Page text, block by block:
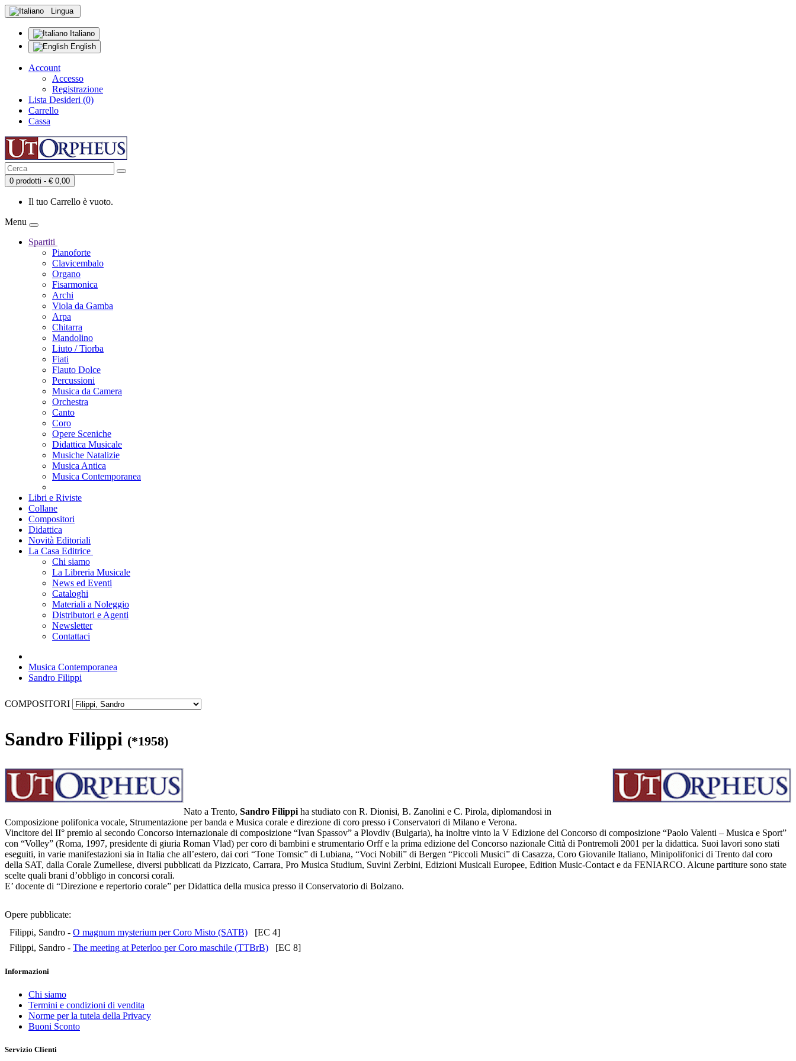
Lingua
Italiano
English
Account
Accesso
Registrazione
Lista Desideri (0)
Carrello
Cassa
0 prodotti - € 0,00
Il tuo Carrello è vuoto.
Menu
Spartiti
Pianoforte
Clavicembalo
Organo
Fisarmonica
Archi
Viola da Gamba
Arpa
Chitarra
Mandolino
Liuto / Tiorba
Fiati
Flauto Dolce
Percussioni
Musica da Camera
Orchestra
Canto
Coro
Opere Sceniche
Didattica Musicale
Musiche Natalizie
Musica Antica
Musica Contemporanea
Libri e Riviste
Collane
Compositori
Didattica
Novità Editoriali
La Casa Editrice
Chi siamo
La Libreria Musicale
News ed Eventi
Cataloghi
Materiali a Noleggio
Distributori e Agenti
Newsletter
Contattaci
Musica Contemporanea
Sandro Filippi
COMPOSITORI
Sandro Filippi (*1958)
Nato a Trento, Sandro Filippiha studiato con R. Dionisi, B. Zanolini e C. Pirola, diplomandosi in
Composizione polifonica vocale, Strumentazione per banda e Musica corale e direzione di coro presso i Conservatori di Milano e Verona.
Vincitore del II° premio al secondo Concorso internazionale di composizione “Ivan Spassov” a Plovdiv (Bulgaria), ha inoltre vinto la V Edizione del Concorso di composizione “Paolo Valenti – Musica e Sport”
con “Volley” (Roma, 1997, presidente di giuria Roman Vlad) per coro di bambini e strumentario Orff e la prima edizione del Concorso nazionale Città di Pontremoli 2001 per la didattica. Suoi lavori sono stati
eseguiti, in varie manifestazioni sia in Italia che all’estero, dai cori “Tone Tomsic” di Lubiana, “Voci Nobili” di Bergen “Piccoli Musici” di Casazza, Coro Giovanile Italiano, Minipolifonici di Trento dal coro
della SAT, dalla Corale Zumellese, diversi pubblicati da Pizzicato, Carrara, Pro Musica Studium, Suvini Zerbini, Edizioni Musicali Europee, Edition Music-Contact e da FENIARCO. Alcune partiture sono state
scelte quali brani d’obbligo in concorsi corali.
E’ docente di “Direzione e repertorio corale” per Didattica della musica presso il Conservatorio di Bolzano.
Opere pubblicate:
Filippi, Sandro - O magnum mysterium per Coro Misto (SATB) [EC 4]
Filippi, Sandro - The meeting at Peterloo per Coro maschile (TTBrB) [EC 8]
Informazioni
Chi siamo
Termini e condizioni di vendita
Norme per la tutela della Privacy
Buoni Sconto
Servizio Clienti